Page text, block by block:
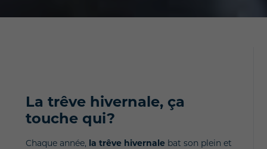
La trêve hivernale, ça
touche qui?
Chaque année, la trêve hivernalebat son plein et